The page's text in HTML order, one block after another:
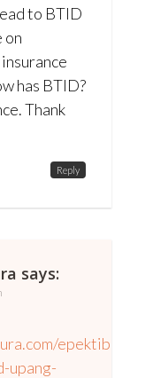
to BTID
on
has BTID?
Thank
Reply
says:
epektibong-
upang-